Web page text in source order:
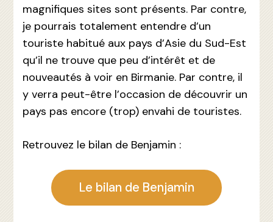
magnifiques sites sont présents. Par contre,
je pourrais totalement entendre d’un
touriste habitué aux pays d’Asie du Sud-Est
qu’il ne trouve que peu d’intérêt et de
nouveautés à voir en Birmanie. Par contre, il
y verra peut-être l’occasion de découvrir un
pays pas encore (trop) envahi de touristes.
Retrouvez le bilan de Benjamin :
Le bilan de Benjamin